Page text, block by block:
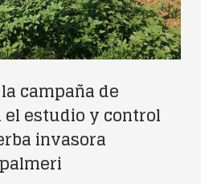
campaña de
el estudio y control
invasora